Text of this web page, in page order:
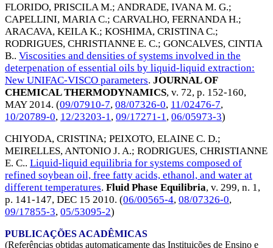
FLORIDO, PRISCILA M.; ANDRADE, IVANA M. G.;
CAPELLINI, MARIA C.; CARVALHO, FERNANDA H.;
ARACAVA, KEILA K.; KOSHIMA, CRISTINA C.;
RODRIGUES, CHRISTIANNE E. C.; GONCALVES, CINTIA
B.. Viscosities and densities of systems involved in the
deterpenation of essential oils by liquid-liquid extraction:
New UNIFAC-VISCO parameters. JOURNAL OF
CHEMICAL THERMODYNAMICS, v. 72, p. 152-160,
MAY 2014. (09/07910-7, 08/07326-0, 11/02476-7,
10/20789-0, 12/23203-1 , 09/17271-1 , 06/05973-3)
CHIYODA, CRISTINA; PEIXOTO, ELAINE C. D.;
MEIRELLES, ANTONIO J. A.; RODRIGUES, CHRISTIANNE
E. C.. Liquid-liquid equilibria for systems composed of
refined soybean oil, free fatty acids, ethanol, and water at
different temperatures. Fluid Phase Equilibria, v. 299, n. 1,
p. 141-147, DEC 15 2010. (06/00565-4, 08/07326-0,
09/17855-3, 05/53095-2)
PUBLICAÇÕES ACADÊMICAS
(Referências obtidas automaticamente das Instituições de Ensino e